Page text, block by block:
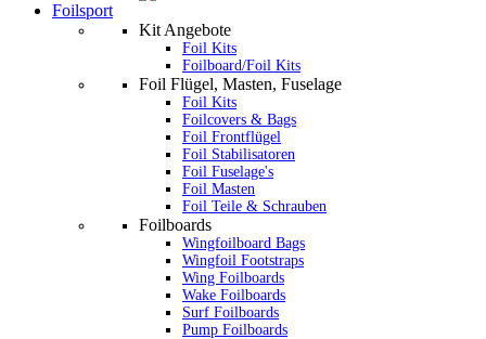
Foilsport
Kit Angebote
Foil Kits
Foilboard/Foil Kits
Foil Flügel, Masten, Fuselage
Foil Kits
Foilcovers & Bags
Foil Frontflügel
Foil Stabilisatoren
Foil Fuselage's
Foil Masten
Foil Teile & Schrauben
Foilboards
Wingfoilboard Bags
Wingfoil Footstraps
Wing Foilboards
Wake Foilboards
Surf Foilboards
Pump Foilboards